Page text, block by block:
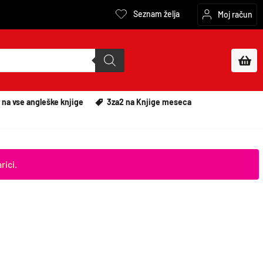
Seznam želja Moj račun
vse angleške knjige
3za2 na Knjige meseca